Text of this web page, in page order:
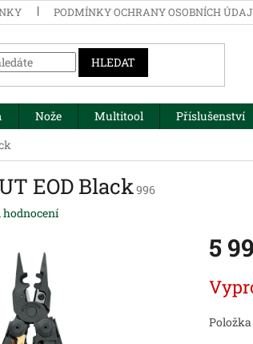
PODMÍNKY OCHRANY OSOBNÍCH
HLEDAT
Nože Multitool Příslušenství
EOD Black996
5
cena: